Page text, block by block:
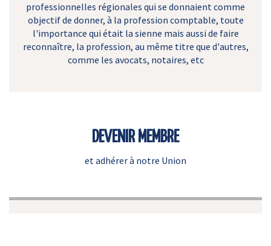
professionnelles régionales qui se donnaient comme
objectif de donner, à la profession comptable, toute
l'importance qui était la sienne mais aussi de faire
reconnaître, la profession, au même titre que d'autres,
comme les avocats, notaires, etc
DEVENIR MEMBRE
et adhérer à notre Union